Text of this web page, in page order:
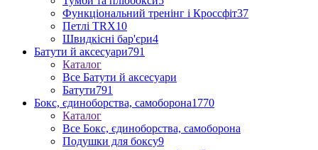
Функціональний тренінг і Кроссфіт37
Петлі TRX10
Швидкісні бар'єри4
Батути й аксесуари791
Каталог
Все Батути й аксесуари
Батути791
Бокс, єдиноборства, самоборона1770
Каталог
Все Бокс, єдиноборства, самоборона
Подушки для боксу9